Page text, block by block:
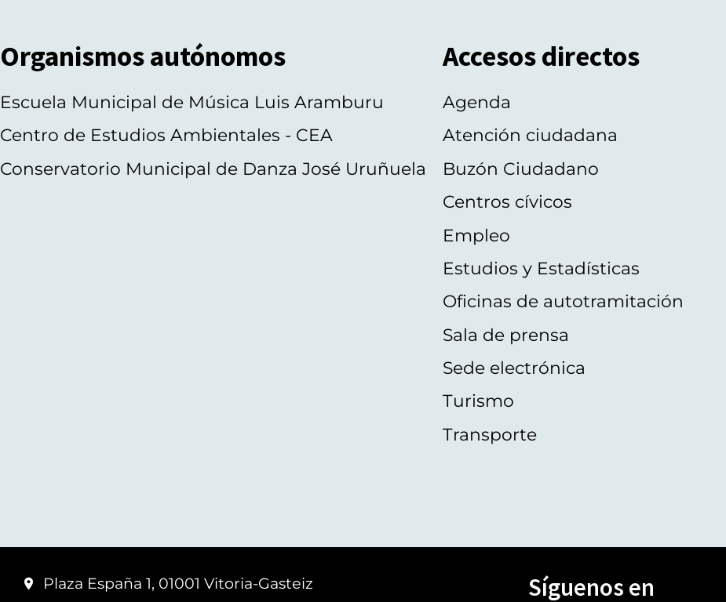
Organismos autónomos
Escuela Municipal de Música Luis Aramburu
Centro de Estudios Ambientales - CEA
Conservatorio Municipal de Danza José Uruñuela
Accesos directos
Agenda
Atención ciudadana
Buzón Ciudadano
Centros cívicos
Empleo
Estudios y Estadísticas
Oficinas de autotramitación
Sala de prensa
Sede electrónica
Turismo
Transporte
Plaza España 1, 01001 Vitoria-Gasteiz Síguenos en